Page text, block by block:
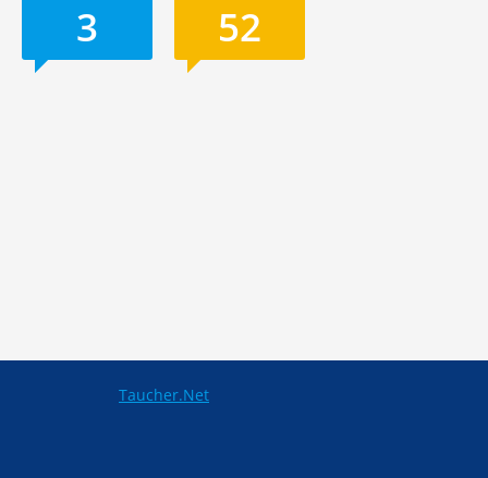
3 52
Taucher.Net